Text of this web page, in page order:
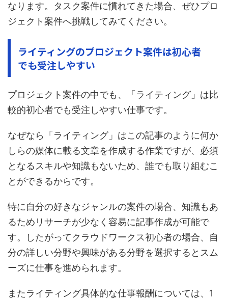
なります。タスク案件に慣れてきた場合、ぜひプロ
ジェクト案件へ挑戦してみてください。
ライティングのプロジェクト案件は初心者
でも受注しやすい
プロジェクト案件の中でも、「ライティング」は比
較的初心者でも受注しやすい仕事です。
なぜなら「ライティング」はこの記事のように何か
しらの媒体に載る文章を作成する作業ですが、必須
となるスキルや知識もないため、誰でも取り組むこ
とができるからです。
特に自分の好きなジャンルの案件の場合、知識もあ
るためリサーチが少なく容易に記事作成が可能で
す。したがってクラウドワークス初心者の場合、自
分の詳しい分野や興味がある分野を選択するとスム
ーズに仕事を進められます。
またライティング具体的な仕事報酬については、1